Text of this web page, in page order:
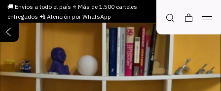
🚚 Envíos a todo el país ⭐ Más de 1.500 carteles
entregados 📲 Atención por WhatsApp